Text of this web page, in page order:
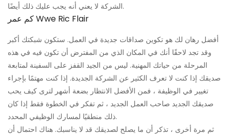
الشركة لا يعني أنه يجب عليك ذلك أيضًا.
كم عمر Wwe Ric Flair
أفضل رهان لك هو تكوين صداقات جديدة في العمل. ستكون شبكتك أكبر
وقد تجد لاحقًا أنك في المكان الذي من المفترض أن تكون فيه في هذه
المرحلة من حياتك المهنية. ليس من الجيد القفز على السفينة لمتابعة
صديقك إذا كنت لا تعرف الكثير عن الشركة الجديدة. إذا كنت مهتمًا بإجراء
تغيير في الوظيفة ، فمن الأفضل الانتظار بضعة أشهر لترى كيف يحب
صديقك الجديد صاحب العمل الجديد ، ثم تفكر في الخطوة فقط إذا كان
ذلك منطقيًا لمسارك الوظيفي المحدد.
ثم مرة أخرى ، تذكر أن ما يصلح لصديقك قد لا يناسبك. هناك احتمال أن